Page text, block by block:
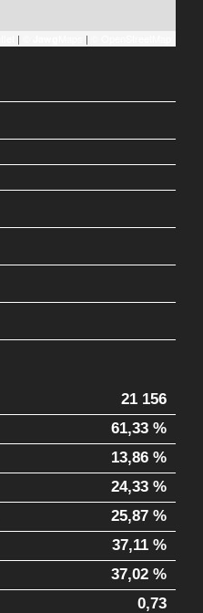
| |
21 156
61,33 %
13,86 %
24,33 %
25,87 %
37,11 %
37,02 %
0,73